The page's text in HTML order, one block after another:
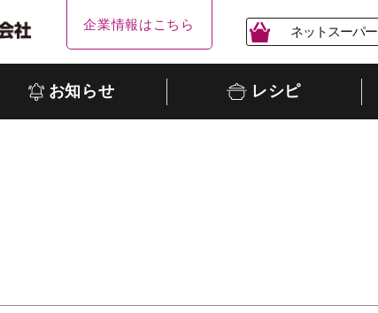
企業情報はこちら ネットスーパー
お知らせ レシピ